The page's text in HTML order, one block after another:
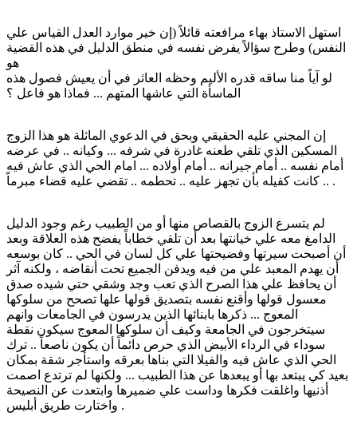
استهل الاستاذ بهاء مرافعته قائلاً (إن خير موارد العدل القياس علي
النفس) وطرح سؤالاً يفرض نفسه في منطق الدليل في هذه القضية
لو آياً منا ساقه قدره الأليم وحظه العاثر في أن يعيش فصول هذه
الماسأة التي عاشها المتهم ... فماذا هو فاعل ؟
إن المجني عليه الحقيقي وبحق في الدعوي الماثلة هو هذا الزوج
المسكين الذي تلقي طعنه غادرة في شرفه ... وكيانه .. في عرضه
أمام نفسه .. أمام جيرانه .. أمام أولاده ... امام الحي الذي عاش فيه
.. كانت كفيله بأن تجهز عليه .. تحطمه .. تقضي عليه قضاء مبرماً .
لم يتسرع الزوج بالقصاص منها أو من الطبيب رغم وجود الدليل
الدامغ معه علي خيانتها بعد أن تلقي خطاباً يفضح هذه العلاقة وبعد
أن أصبحت سيرتها وفضيحتها علي كل لسان في الحي .. كان بوسعه
أن يهدم المعبد علي من فيه ويدفن الجميع تحت أنقاضه ، ولكنه آثر
أن يحافظ علي هذا الصرح الذي تعب وجد وشقي حتي شيده صدق
معسول قولها وأقنع نفسه بتصديق قولها علها تصحح من سلوكها
المعوج ... ذكرها بابنائها الذين يدرسون في الجامعات وانهم
سيتخرجون في الجامعة وكيف أن سلوكها المعوج سيكون نقطة
سوداء في الرداء الأبيض الذي حرص دائماً أن يكون ناصعاً .. ترك
الحي الذي عاش فيه والفيلا التي بناها بعرقه واستأجر شقة بمكان
بعيد كي يبتعد بها أو يبعدها عن هذا الطبيب ... ولكنها لم ترتدع اصمت
أذنيها واغلقت فكرها وداست علي ضميرها وابتعدت عن النصيحة
واختارت طريق أبليس .